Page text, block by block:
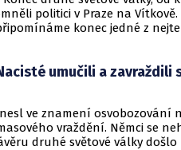
politici v Praze na Vítkově.
konec jedné z
umučili a zavraždili
ve znamení osvobozování
vraždění. Němci se
druhé světové války došlo